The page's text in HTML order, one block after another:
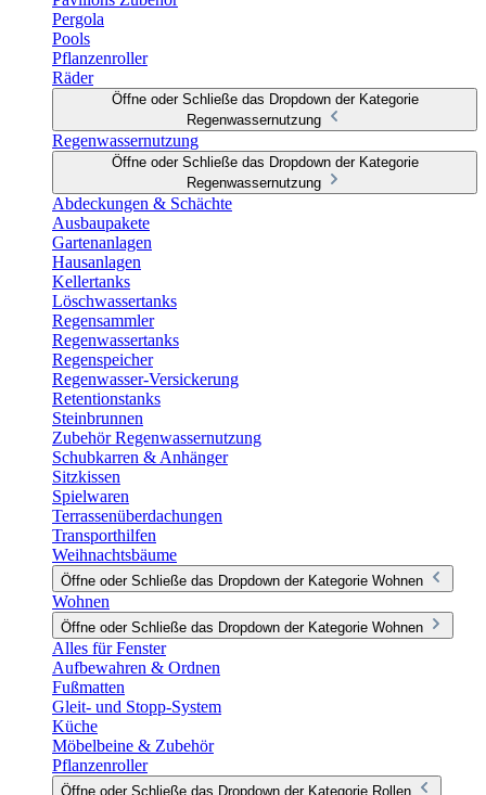
Pergola
Pools
Pflanzenroller
Räder
Öffne oder Schließe das Dropdown der Kategorie
Regenwassernutzung
Regenwassernutzung
Öffne oder Schließe das Dropdown der Kategorie
Regenwassernutzung
Abdeckungen & Schächte
Ausbaupakete
Gartenanlagen
Hausanlagen
Kellertanks
Löschwassertanks
Regensammler
Regenwassertanks
Regenspeicher
Regenwasser-Versickerung
Retentionstanks
Steinbrunnen
Zubehör Regenwassernutzung
Schubkarren & Anhänger
Sitzkissen
Spielwaren
Terrassenüberdachungen
Transporthilfen
Weihnachtsbäume
Öffne oder Schließe das Dropdown der Kategorie Wohnen
Wohnen
Öffne oder Schließe das Dropdown der Kategorie Wohnen
Alles für Fenster
Aufbewahren & Ordnen
Fußmatten
Gleit- und Stopp-System
Küche
Möbelbeine & Zubehör
Pflanzenroller
Öffne oder Schließe das Dropdown der Kategorie Rollen